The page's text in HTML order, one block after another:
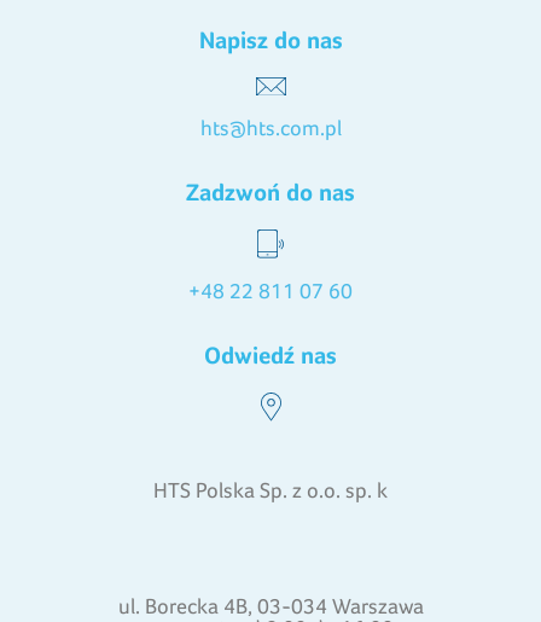
Napisz do nas
hts@hts.com.pl
Zadzwoń do nas
+48 22 811 07 60
Odwiedź nas
HTS Polska Sp. z o.o. sp. k
ul. Borecka 4B, 03-034 Warszawa